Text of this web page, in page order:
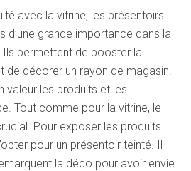
avec la vitrine, les présentoirs
d’une grande importance dans la
permettent de booster la
de décorer un rayon de magasin.
valeur les produits et les
Tout comme pour la vitrine, le
Pour exposer les produits
pour un présentoir teinté. Il
la déco pour avoir envie